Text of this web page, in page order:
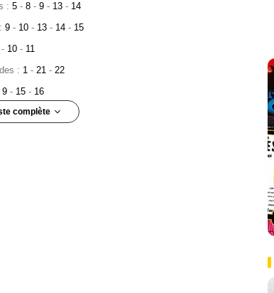
: 5 - 8 - 9 - 13 - 14
9 - 10 - 13 - 14 - 15
- 10 - 11
: 1 - 21 - 22
9 - 15 - 16
complète